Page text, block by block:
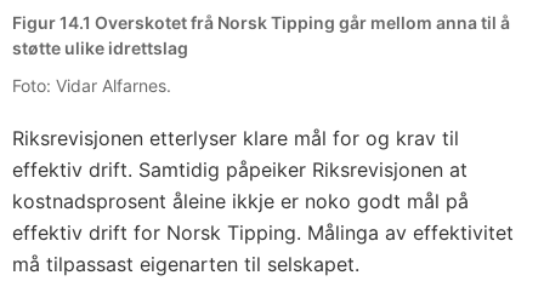
Figur 14.1 Overskotet frå Norsk Tipping går mellom anna til å
støtte ulike idrettslag
Foto: Vidar Alfarnes.
Riksrevisjonen etterlyser klare mål for og krav til
effektiv drift. Samtidig påpeiker Riksrevisjonen at
kostnadsprosent åleine ikkje er noko godt mål på
effektiv drift for Norsk Tipping. Målinga av effektivitet
må tilpassast eigenarten til selskapet.